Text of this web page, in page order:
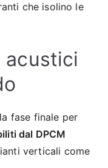
che isolino le
acustici
fase finale per
dal DPCM
verticali come